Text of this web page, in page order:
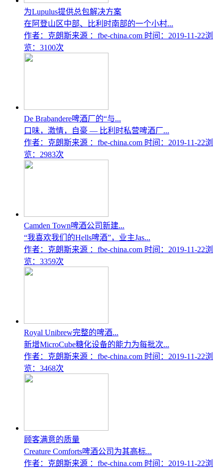
为Lupulus提供总包解决方案
在阿登山区中部、比利时南部的一个小村...
作者：克朗斯来源 ：fbe-china.com 时间：2019-11-22浏
览：3100次
De Brabandere啤酒厂的“与...
口味，激情，自豪 — 比利时私营啤酒厂...
作者：克朗斯来源 ：fbe-china.com 时间：2019-11-22浏
览：2983次
Camden Town啤酒公司新建...
“我喜欢我们的Hells啤酒”，业主Jas...
作者：克朗斯来源 ：fbe-china.com 时间：2019-11-22浏
览：3359次
Royal Unibrew完整的啤酒...
新增MicroCube糖化设备的能力为每批次...
作者：克朗斯来源 ：fbe-china.com 时间：2019-11-22浏
览：3468次
顾客满意的质量
Creature Comforts啤酒公司为其高标...
作者：克朗斯来源 ：fbe-china.com 时间：2019-11-22浏